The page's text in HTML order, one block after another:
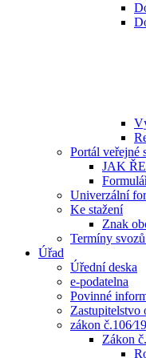
Portál veřejné
JAK
Univerzální
Ke stažení
Znak
Termíny
Úřad
Úřední deska
e-podatelna
Povinné
Zastupitelstvo
zákon
Zákon